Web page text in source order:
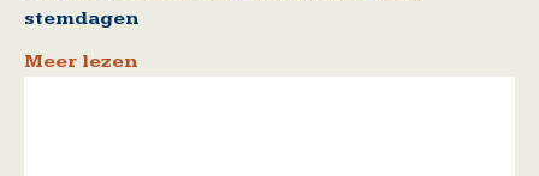
stemdagen
Meer lezen